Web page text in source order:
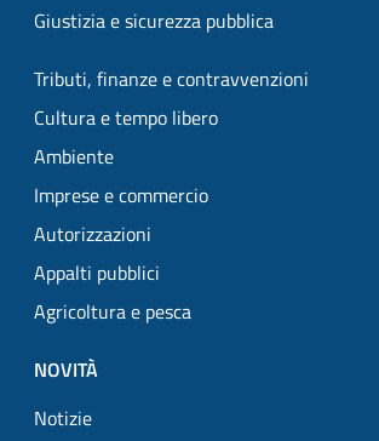
Giustizia e sicurezza pubblica
Tributi, finanze e contravvenzioni
Cultura e tempo libero
Ambiente
Imprese e commercio
Autorizzazioni
Appalti pubblici
Agricoltura e pesca
NOVITÀ
Notizie